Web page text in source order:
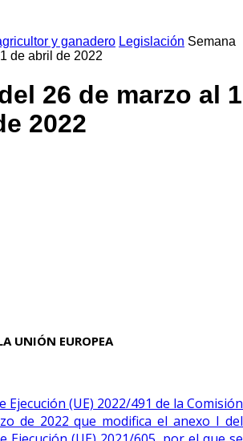
y ganadero Legislación Semana
de abril de 2022
26 de marzo al 1
2022
UNIÓN EUROPEA
Ejecución (UE) 2022/491 de la Comisión
de 2022 que modifica el anexo I del